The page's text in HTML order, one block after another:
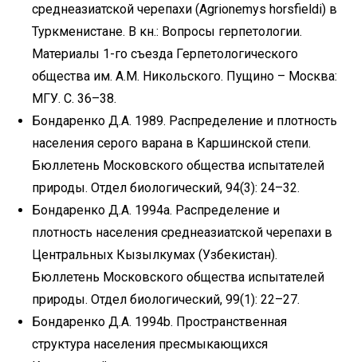
среднеазиатской черепахи (Agrionemys horsfieldi) в
Туркменистане. В кн.: Вопросы герпетологии.
Материалы 1-го съезда Герпетологического
общества им. А.М. Никольского. Пущино – Москва:
МГУ. С. 36–38.
Бондаренко Д.А. 1989. Распределение и плотность
населения серого варана в Каршинской степи.
Бюллетень Московского общества испытателей
природы. Отдел биологический, 94(3): 24–32.
Бондаренко Д.А. 1994a. Распределение и
плотность населения среднеазиатской черепахи в
Центральных Кызылкумах (Узбекистан).
Бюллетень Московского общества испытателей
природы. Отдел биологический, 99(1): 22–27.
Бондаренко Д.А. 1994b. Пространственная
структура населения пресмыкающихся